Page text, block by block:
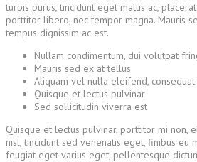
turpis purus, tincidunt eget mattis ac,
porttitor libero, nec tempor magna. Mauris
tempus dignissim ac est.
Nullam condimentum, dui volutpat
Mauris sed ex at tellus
Aliquam vel nulla eleifend, consequat
Quisque et lectus pulvinar
Sed sollicitudin viverra est
Quisque et lectus pulvinar, porttitor mi non,
nisl, tincidunt sed venenatis eget, finibus eu
feugiat eget varius eget, pellentesque